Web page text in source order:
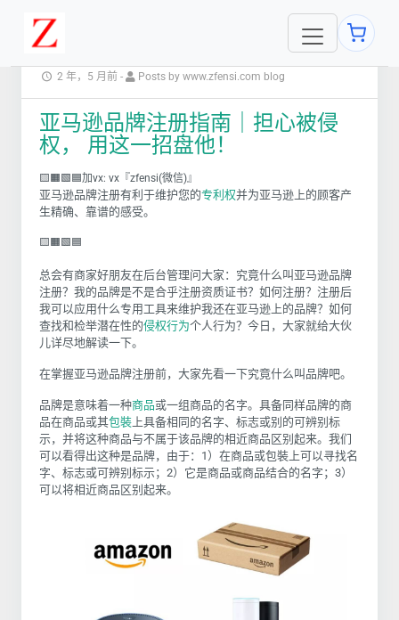
2 年，5 月前 - Posts by www.zfensi.com blog
亚马逊品牌注册指南｜担心被侵
权， 用这一招盘他！
🟨🟧🟩🟦加vx: vx『zfensi(微信)』
亚马逊品牌注册有利于维护您的专利权并为亚马逊上的顾客产
生精确、靠谱的感受。
🟨🟧🟩🟦
总会有商家好朋友在后台管理问大家：究竟什么叫亚马逊品牌
注册？我的品牌是不是合乎注册资质证书？如何注册？注册后
我可以应用什么专用工具来维护我还在亚马逊上的品牌？如何
查找和检举潜在性的侵权行为个人行为？今日，大家就给大伙
儿详尽地解读一下。
在掌握亚马逊品牌注册前，大家先看一下究竟什么叫品牌吧。
品牌是意味着一种商品或一组商品的名字。具备同样品牌的商
品在商品或其包裝 上具备相同的名字、标志或别的可辨别标
示，并将这种商品与不属于该品牌的相近商品区别起来。我们
可以看得出这种是品牌，由于：1）在商品或包裝上可以寻找名
字、标志或可辨别标示；2）它是商品或商品结合的名字；3）
可以将相近商品区别起来。